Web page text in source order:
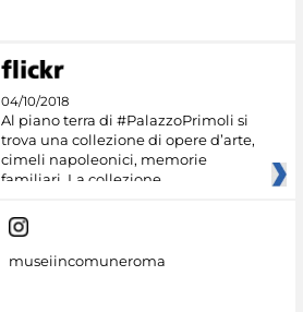
04/10/2018
Al piano terra di #PalazzoPrimoli si
trova una collezione di opere d’arte,
cimeli napoleonici, memorie
familiari. La collezione
museiincomuneroma